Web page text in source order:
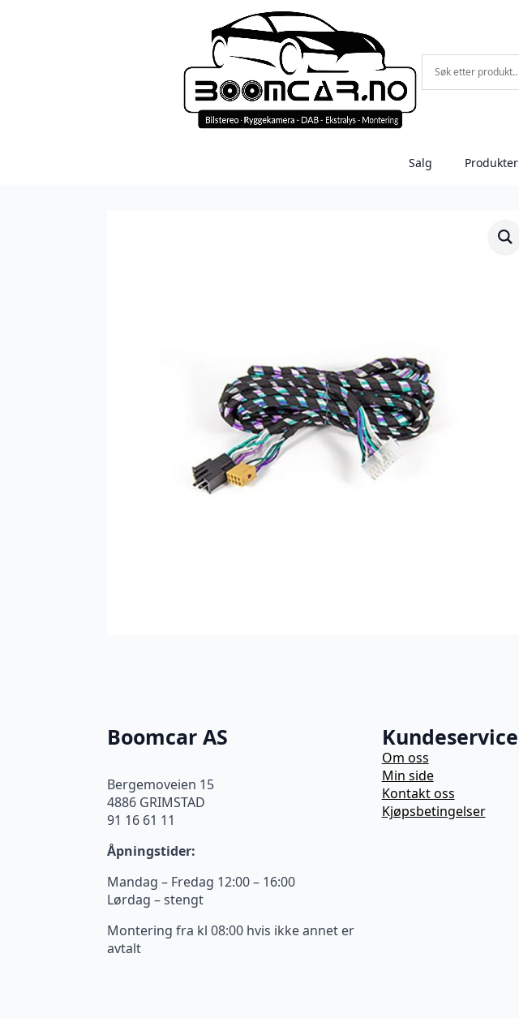
Salg Produkter
Boomcar AS
Bergemoveien 15
4886 GRIMSTAD
91 16 61 11
Åpningstider:
Mandag – Fredag 12:00 – 16:00
Lørdag – stengt
Montering fra kl 08:00 hvis ikke annet er
avtalt
Kundeservice
Om oss
Min side
Kontakt oss
Kjøpsbetingelser